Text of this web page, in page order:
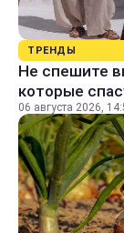
ТРЕНДЫ
Не спешите
которые
06 августа 2026,